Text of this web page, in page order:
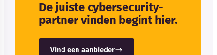
De juiste cybersecurity-
partner vinden begint hier.
Vind een aanbieder